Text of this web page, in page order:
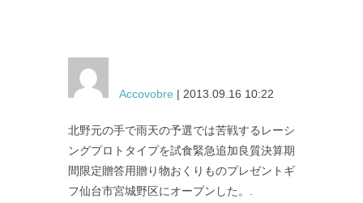
Accovobre | 2013.09.16 10:22
北野元の手で雨天の予選では苦戦するレーシ
ングプロトタイプを試食緊急追加良質決算期
間限定贈答用贈り物おくりものプレゼントギ
フ仙台市宮城野区にオープンした。.